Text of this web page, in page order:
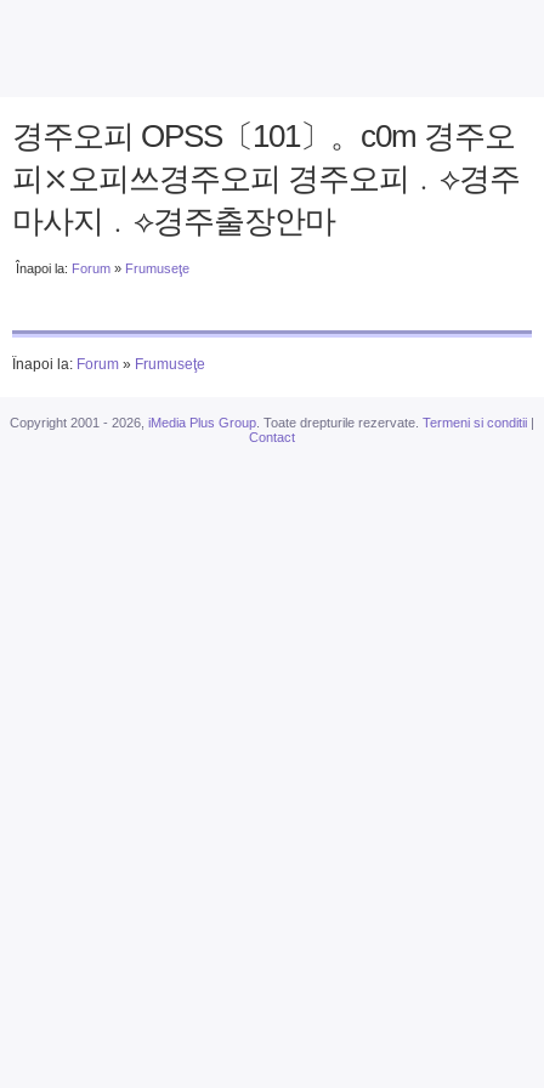
경주오피 OPSS〔101〕。c0m 경주오
피⤬오피쓰경주오피 경주오피﹒⟡경주
마사지﹒⟡경주출장안마
Înapoi la: Forum » Frumuseţe
Înapoi la: Forum » Frumuseţe
Copyright 2001 - 2026, iMedia Plus Group . Toate drepturile rezervate. Termeni si conditii |
Contact